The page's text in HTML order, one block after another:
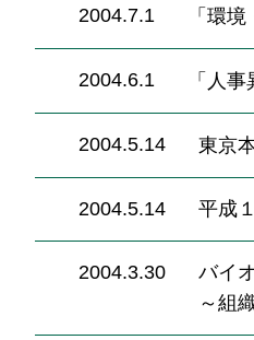
2004.7.1 「環
2004.6.1 「人
2004.5.14 東京
2004.5.14 平成
2004.3.30
バイ
～組